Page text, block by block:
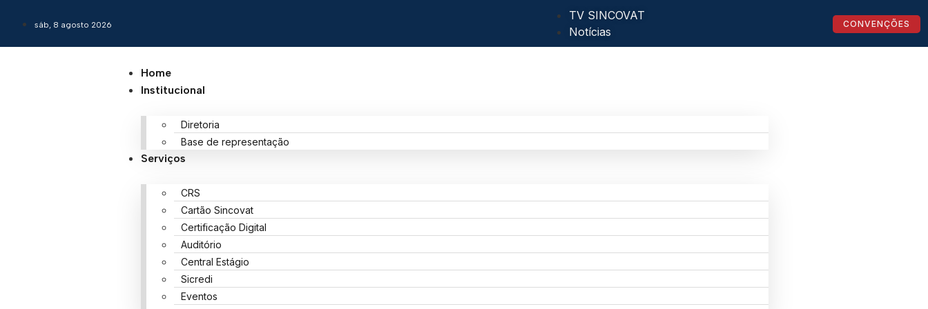
sáb, 8 agosto 2026
TV SINCOVAT
Notícias
CONVENÇÕES
Home
Institucional
Diretoria
Base de representação
Serviços
CRS
Cartão Sincovat
Certificação Digital
Auditório
Central Estágio
Sicredi
Eventos